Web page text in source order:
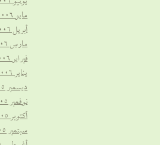
مايو 2006
أبريل 2006
مارس 2006
فبراير 2006
يناير 2006
ديسمبر 2005
نوفمبر 2005
أكتوبر 2005
سبتمبر 2005